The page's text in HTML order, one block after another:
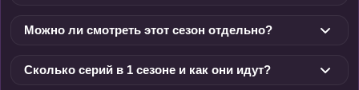
Можно ли смотреть этот сезон отдельно?
Сколько серий в 1 сезоне и как они идут?